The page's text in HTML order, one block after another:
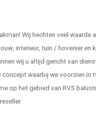
Wij hechten veel
interieur, tuin / hovenier en
wij u altijd gericht van
waarbij we voorzien in
op het gebied van RVS